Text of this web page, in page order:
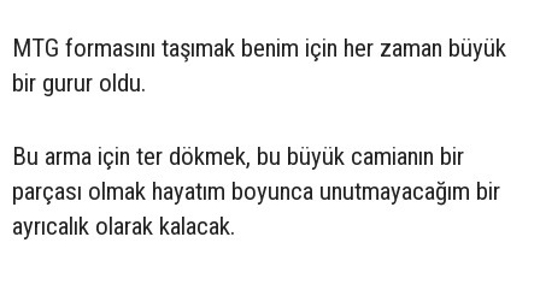
MTG formasını taşımak benim için her zaman büyük
bir gurur oldu.
Bu arma için ter dökmek, bu büyük camianın bir
parçası olmak hayatım boyunca unutmayacağım bir
ayrıcalık olarak kalacak.